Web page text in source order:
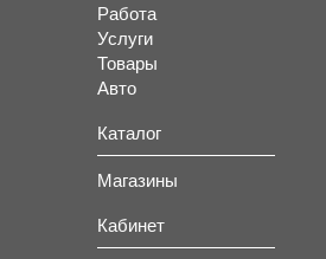
Работа
Услуги
Товары
Авто
Каталог
Магазины
Кабинет